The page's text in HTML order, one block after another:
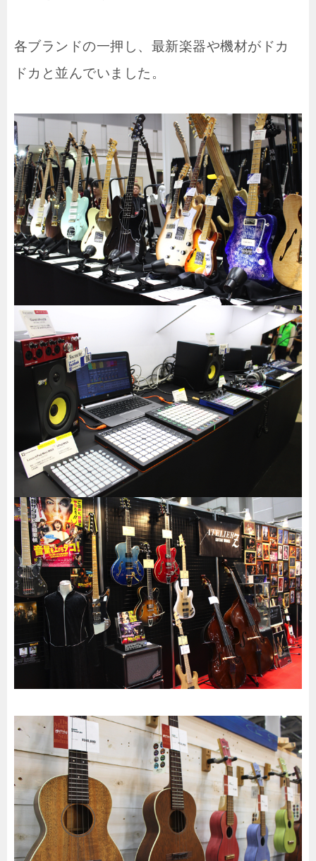
各ブランドの一押し、最新楽器や機材がドカ
ドカと並んでいました。